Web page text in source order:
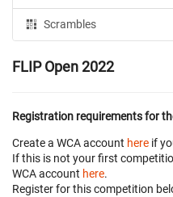
Scrambles
FLIP Open 2022
Registration requirements for
Create a WCA account here if
If this is not your first
WCA account here.
Register for this competition